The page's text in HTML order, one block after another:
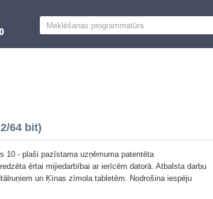
64 bit)
10 - plaši pazīstama uzņēmuma patentēta
ērtai mijiedarbībai ar ierīcēm datorā. Atbalsta darbu
un Ķīnas zīmola tabletēm. Nodrošina iespēju